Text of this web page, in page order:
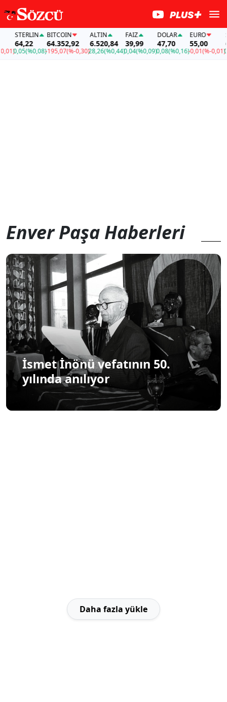
STERLIN
64,22
0,05(%0,08)
BITCOIN
64.352,92
-195,07(%-0,30)
ALTIN
6.520,84
28,26(%0,44)
FAİZ
39,99
0,04(%0,09)
DOLAR
47,70
0,08(%0,16)
EURO
55,00
-0,01(%-0,01)
Enver Paşa Haberleri
İsmet İnönü vefatının 50.
yılında anılıyor
Daha fazla yükle